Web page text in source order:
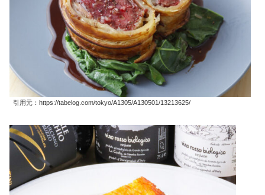
引用元：https://tabelog.com/tokyo/A1305/A130501/13213625/